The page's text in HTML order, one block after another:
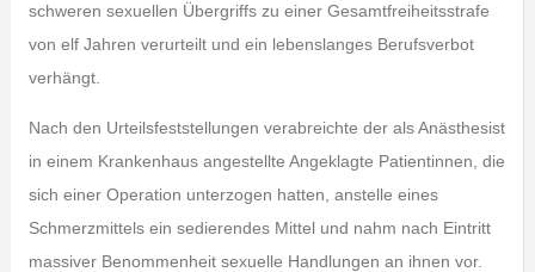
schweren sexuellen Übergriffs zu einer Gesamtfreiheitsstrafe
von elf Jahren verurteilt und ein lebenslanges Berufsverbot
verhängt.
Nach den Urteilsfeststellungen verabreichte der als Anästhesist
in einem Krankenhaus angestellte Angeklagte Patientinnen, die
sich einer Operation unterzogen hatten, anstelle eines
Schmerzmittels ein sedierendes Mittel und nahm nach Eintritt
massiver Benommenheit sexuelle Handlungen an ihnen vor.